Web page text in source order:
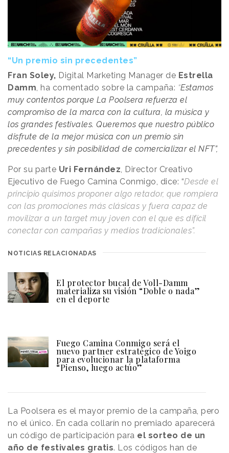
“Un premio sin precedentes”
Fran Soley, Digital Marketing Manager de Estrella
Damm, ha comentado sobre la campaña: “Estamos
muy contentos porque La Poolsera refuerza el
compromiso de la marca con la cultura, la música y
los grandes festivales. Queremos que nuestro público
disfrute de la mejor música con un premio sin
precedentes y sin posibilidad de comercializar el NFT”,
Por su parte Uri Fernández, Director Creativo
Ejecutivo de Fuego Camina Conmigo, dice: “Desde el
principio quisimos proponer algo retador, que rompiera
con las promociones más clásicas y fuera capaz de
movilizar a un target muy joven con el que es difícil
conectar con campañas y medios tradicionales”.
NOTICIAS RELACIONADAS
El protector bucal de Voll-Damm
materializa su visión “Doble o nada”
en el deporte
Fuego Camina Conmigo será el
nuevo partner estratégico de Yoigo
para evolucionar la plataforma
“Pienso, luego actúo”
La Poolsera es el mayor premio de la campaña, pero
no el único. En cada collarín no premiado aparecerá
un código de participación para el sorteo de un
año de festivales gratis. Los códigos han de